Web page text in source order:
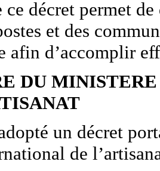
ce décret permet
et des
afin d’accomplir
DU
un décret
de